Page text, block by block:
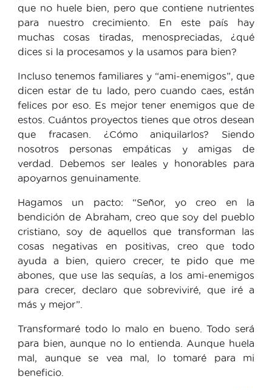
que no huele bien, pero que contiene nutrientes
para nuestro crecimiento. En este país hay
muchas cosas tiradas, menospreciadas, ¿qué
dices si la procesamos y la usamos para bien?
Incluso tenemos familiares y “ami-enemigos”, que
dicen estar de tu lado, pero cuando caes, están
felices por eso. Es mejor tener enemigos que de
estos. Cuántos proyectos tienes que otros desean
que fracasen. ¿Cómo aniquilarlos? Siendo
nosotros personas empáticas y amigas de
verdad. Debemos ser leales y honorables para
apoyarnos genuinamente.
Hagamos un pacto: “Señor, yo creo en la
bendición de Abraham, creo que soy del pueblo
cristiano, soy de aquellos que transforman las
cosas negativas en positivas, creo que todo
ayuda a bien, quiero crecer, te pido que me
abones, que use las sequías, a los ami-enemigos
para crecer, declaro que sobreviviré, que iré a
más y mejor”.
Transformaré todo lo malo en bueno. Todo será
para bien, aunque no lo entienda. Aunque huela
mal, aunque se vea mal, lo tomaré para mi
beneficio.